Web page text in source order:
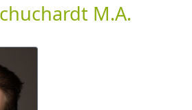
M.A.